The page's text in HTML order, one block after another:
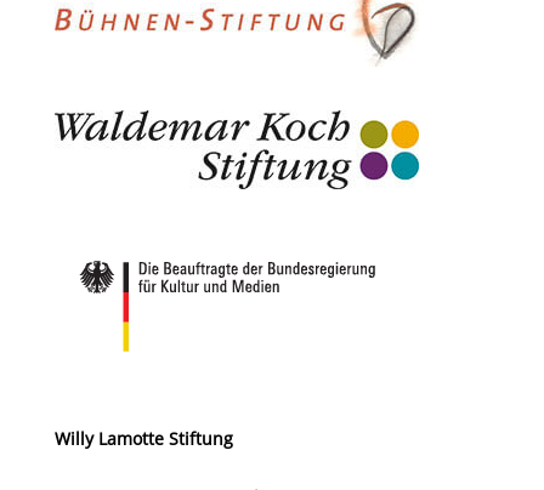
Willy Lamotte Stiftung